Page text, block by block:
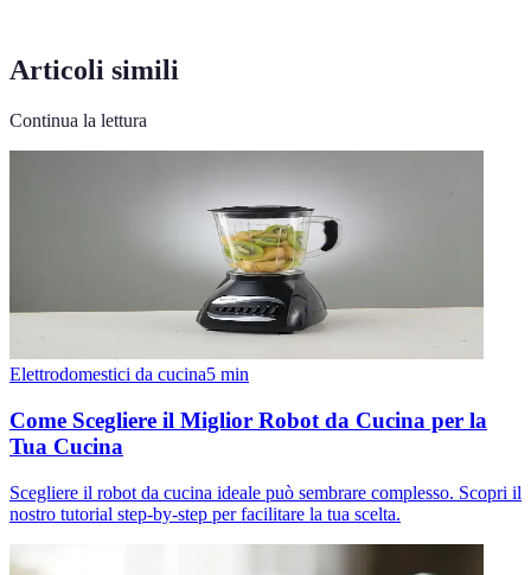
Articoli simili
Continua la lettura
Elettrodomestici da cucina5 min
Come Scegliere il Miglior Robot da Cucina per la
Tua Cucina
Scegliere il robot da cucina ideale può sembrare complesso. Scopri il
nostro tutorial step-by-step per facilitare la tua scelta.